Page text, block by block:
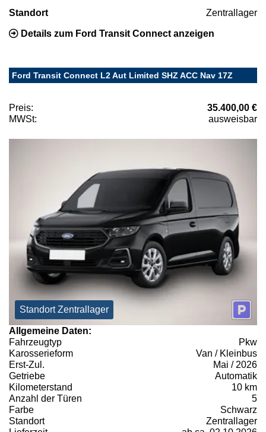
Standort Zentrallager
Details zum Ford Transit Connect anzeigen
Ford Transit Connect L2 Aut Limited SHZ ACC Nav 17Z
Preis:
35.400,00 €
MWSt:
ausweisbar
Standort Zentrallager
Allgemeine Daten:
Fahrzeugtyp
Pkw
Karosserieform
Van / Kleinbus
Erst-Zul.
Mai / 2026
Getriebe
Automatik
Kilometerstand
10 km
Anzahl der Türen
5
Farbe
Schwarz
Standort
Zentrallager